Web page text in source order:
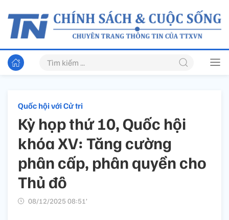
Quốc hội với Cử tri
Kỳ họp thứ 10, Quốc hội
khóa XV: Tăng cường
phân cấp, phân quyền cho
Thủ đô
08/12/2025 08:51’